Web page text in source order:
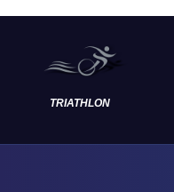
TRIATHLON